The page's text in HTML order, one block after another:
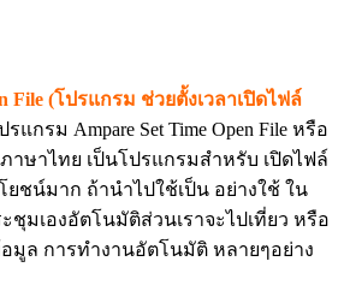
File (โปรแกรม ช่วยตั้งเวลาเปิดไฟล์
รแกรม Ampare Set Time Open File หรือ
ภาษาไทย เป็นโปรแกรมสำหรับ เปิดไฟล์
ยชน์มาก ถ้านำไปใช้เป็น อย่างใช้ ใน
ชุมเองอัตโนมัติส่วนเราจะไปเที่ยว หรือ
มูล การทำงานอัตโนมัติ หลายๆอย่าง